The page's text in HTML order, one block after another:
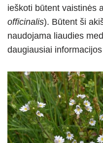
ieškoti būtent vaistinės
officinalis). Būtent ši
naudojama liaudies
daugiausiai